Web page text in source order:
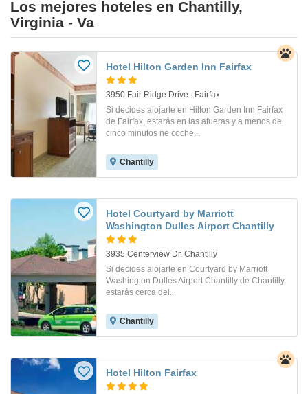
Los mejores hoteles en Chantilly,
Virginia - Va
Hotel Hilton Garden Inn Fairfax
3950 Fair Ridge Drive . Fairfax
Si decides alojarte en Hilton Garden Inn Fairfax
de Fairfax, estarás en las afueras y a menos de
cinco minutos ne coche...
Chantilly
Hotel Courtyard by Marriott
Washington Dulles Airport Chantilly
3935 Centerview Dr. Chantilly
Si decides alojarte en Courtyard by Marriott
Washington Dulles Airport Chantilly de Chantilly,
estarás cerca del...
Chantilly
Hotel Hilton Fairfax